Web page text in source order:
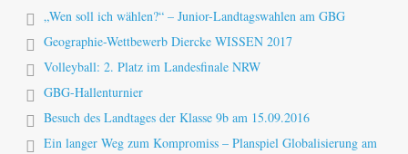
„Wen soll ich wählen?“ – Junior-Landtagswahlen am GBG
Geographie-Wettbewerb Diercke WISSEN 2017
Volleyball: 2. Platz im Landesfinale NRW
GBG-Hallenturnier
Besuch des Landtages der Klasse 9b am 15.09.2016
Ein langer Weg zum Kompromiss – Planspiel Globalisierung am